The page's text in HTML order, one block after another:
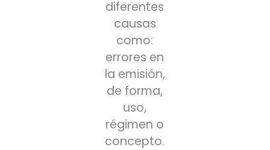
diferentes
causas
como:
errores en
la emisión,
de forma,
uso,
régimen o
concepto.